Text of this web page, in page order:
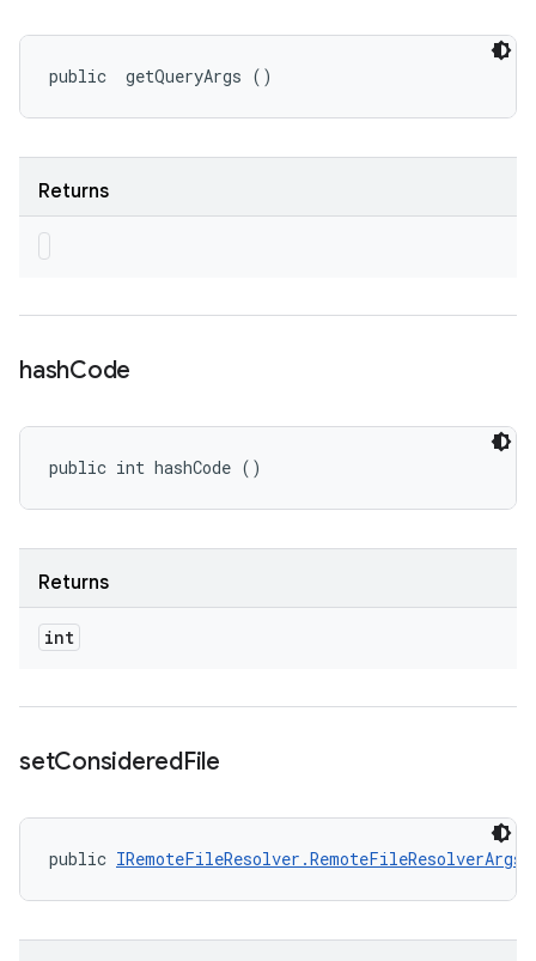
public getQueryArgs ()
Returns
hashCode
public int hashCode ()
Returns
int
setConsideredFile
public IRemoteFileResolver.RemoteFileResolverArgs